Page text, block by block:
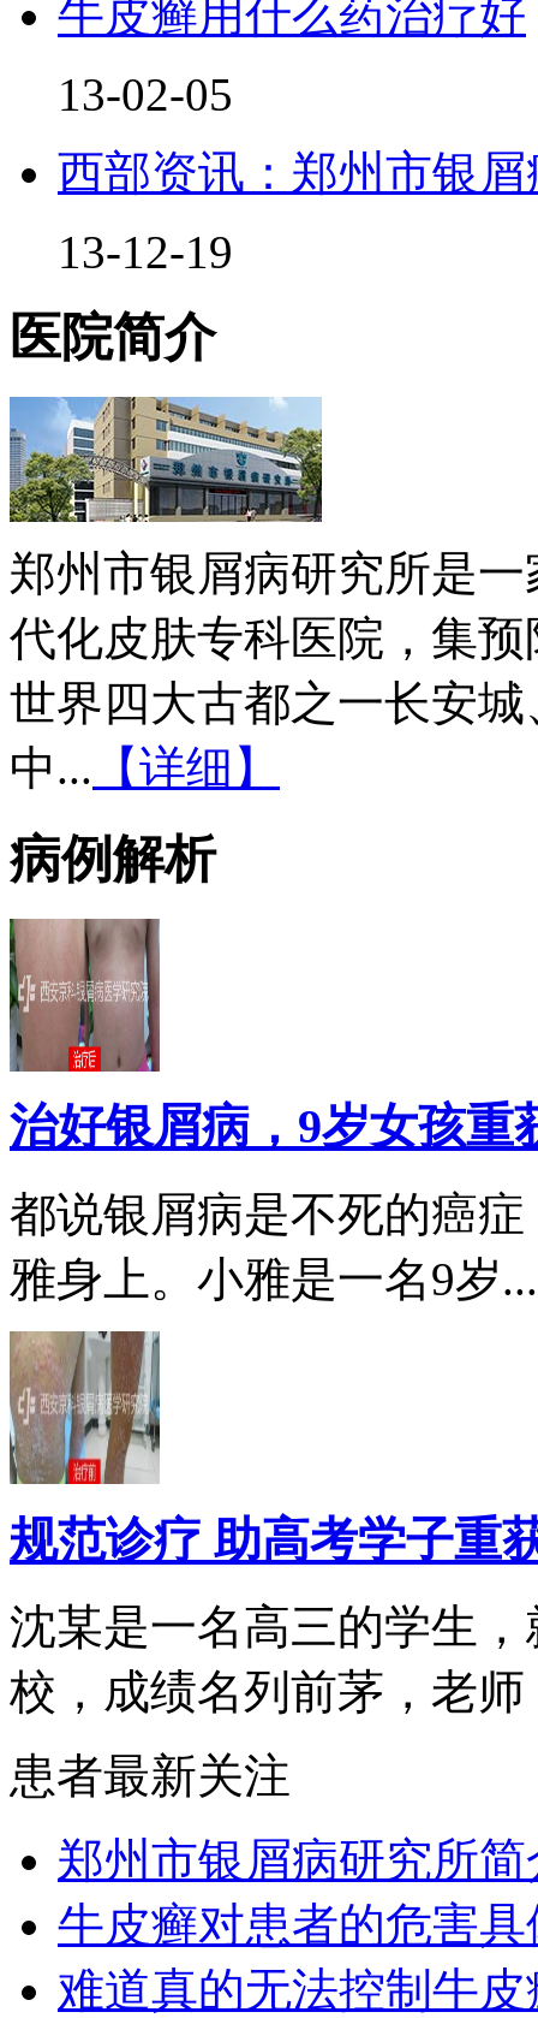
牛皮癣用什么药治疗好
13-02-05
西部资讯：郑州市银
13-12-19
医院简介
郑州市银屑病研究所是
代化皮肤专科医院，集
世界四大古都之一长安
中... 【详细】
病例解析
治好银屑病，9岁女孩重
都说银屑病是不死的癌
雅身上。小雅是一名9岁...
规范诊疗 助高考学子重
沈某是一名高三的学生
校，成绩名列前茅，老师
患者最新关注
郑州市银屑病研究所简
牛皮癣对患者的危害
难道真的无法控制牛